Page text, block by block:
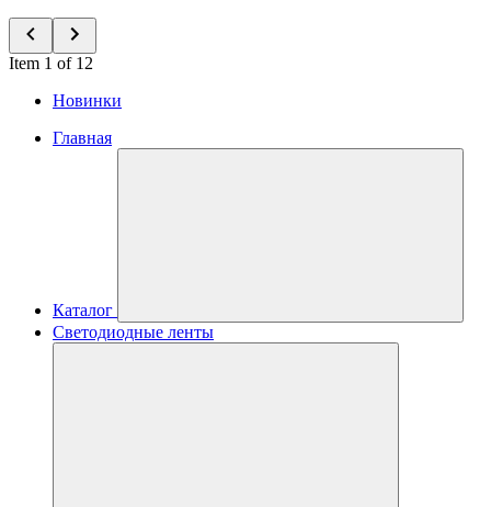
Item 1 of 12
Новинки
Главная
Каталог
Светодиодные ленты